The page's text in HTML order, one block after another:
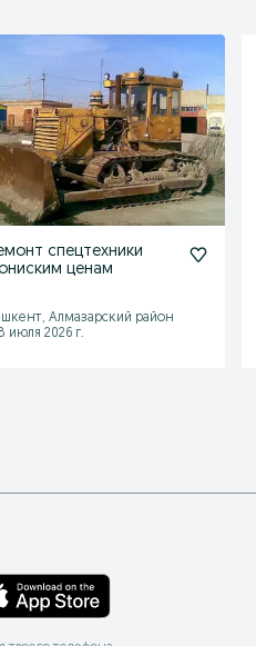
спецтехники
ценам
Алмазарский район
июля 2026 г.